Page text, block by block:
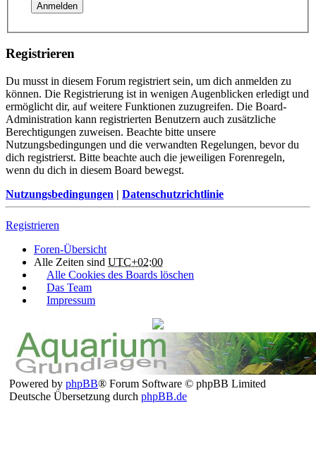
Registrieren
Du musst in diesem Forum registriert sein, um dich anmelden zu
können. Die Registrierung ist in wenigen Augenblicken erledigt und
ermöglicht dir, auf weitere Funktionen zuzugreifen. Die Board-
Administration kann registrierten Benutzern auch zusätzliche
Berechtigungen zuweisen. Beachte bitte unsere
Nutzungsbedingungen und die verwandten Regelungen, bevor du
dich registrierst. Bitte beachte auch die jeweiligen Forenregeln,
wenn du dich in diesem Board bewegst.
Nutzungsbedingungen | Datenschutzrichtlinie
Registrieren
Foren-Übersicht
Alle Zeiten sind UTC+02:00
Alle Cookies des Boards löschen
Das Team
Impressum
Powered by phpBB® Forum Software © phpBB Limited
Deutsche Übersetzung durch phpBB.de